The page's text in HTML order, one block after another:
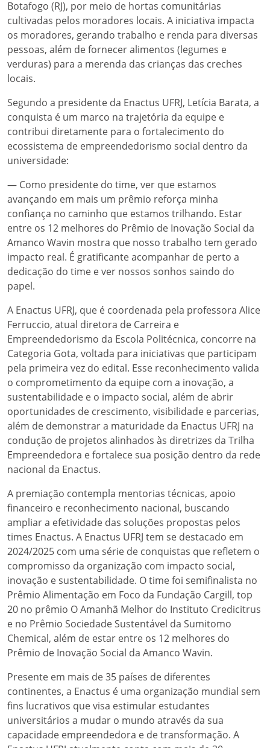
Botafogo (RJ), por meio de hortas comunitárias
cultivadas pelos moradores locais. A iniciativa impacta
os moradores, gerando trabalho e renda para diversas
pessoas, além de fornecer alimentos (legumes e
verduras) para a merenda das crianças das creches
locais.
Segundo a presidente da Enactus UFRJ, Letícia Barata, a
conquista é um marco na trajetória da equipe e
contribui diretamente para o fortalecimento do
ecossistema de empreendedorismo social dentro da
universidade:
— Como presidente do time, ver que estamos
avançando em mais um prêmio reforça minha
confiança no caminho que estamos trilhando. Estar
entre os 12 melhores do Prêmio de Inovação Social da
Amanco Wavin mostra que nosso trabalho tem gerado
impacto real. É gratificante acompanhar de perto a
dedicação do time e ver nossos sonhos saindo do
papel.
A Enactus UFRJ, que é coordenada pela professora Alice
Ferruccio, atual diretora de Carreira e
Empreendedorismo da Escola Politécnica, concorre na
Categoria Gota, voltada para iniciativas que participam
pela primeira vez do edital. Esse reconhecimento valida
o comprometimento da equipe com a inovação, a
sustentabilidade e o impacto social, além de abrir
oportunidades de crescimento, visibilidade e parcerias,
além de demonstrar a maturidade da Enactus UFRJ na
condução de projetos alinhados às diretrizes da Trilha
Empreendedora e fortalece sua posição dentro da rede
nacional da Enactus.
A premiação contempla mentorias técnicas, apoio
financeiro e reconhecimento nacional, buscando
ampliar a efetividade das soluções propostas pelos
times Enactus. A Enactus UFRJ tem se destacado em
2024/2025 com uma série de conquistas que refletem o
compromisso da organização com impacto social,
inovação e sustentabilidade. O time foi semifinalista no
Prêmio Alimentação em Foco da Fundação Cargill, top
20 no prêmio O Amanhã Melhor do Instituto Credicitrus
e no Prêmio Sociedade Sustentável da Sumitomo
Chemical, além de estar entre os 12 melhores do
Prêmio de Inovação Social da Amanco Wavin.
Presente em mais de 35 países de diferentes
continentes, a Enactus é uma organização mundial sem
fins lucrativos que visa estimular estudantes
universitários a mudar o mundo através da sua
capacidade empreendedora e de transformação. A